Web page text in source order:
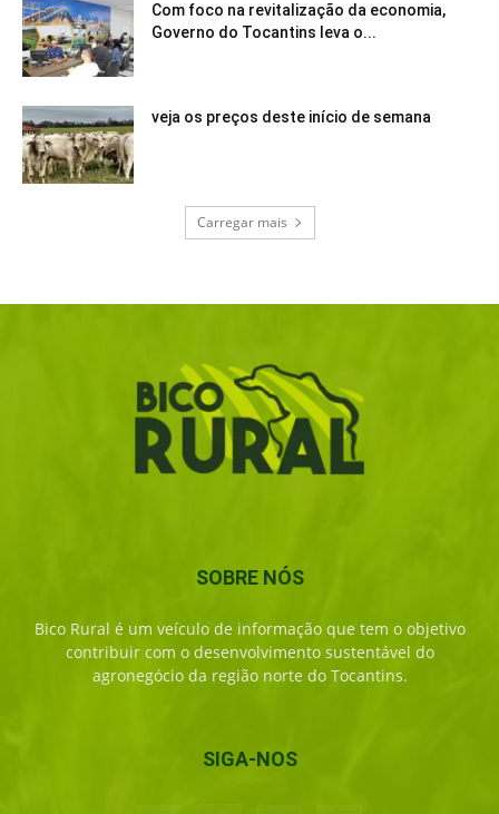
Com foco na revitalização da economia,
Governo do Tocantins leva o...
veja os preços deste início de semana
Carregar mais
SOBRE NÓS
Bico Rural é um veículo de informação que tem o objetivo
contribuir com o desenvolvimento sustentável do
agronegócio da região norte do Tocantins.
SIGA-NOS